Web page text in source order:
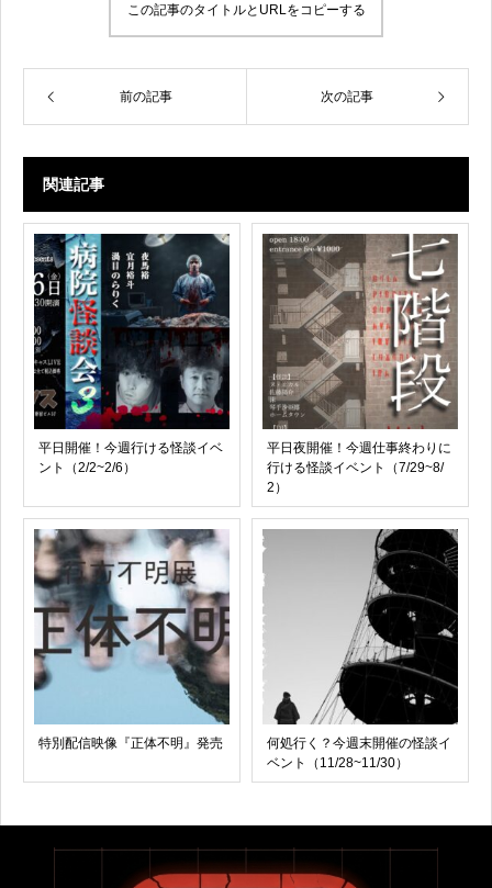
この記事のタイトルとURLをコピーする
前の記事 次の記事
関連記事
平日開催！今週行ける怪談イベ
ント（2/2~2/6）
平日夜開催！今週仕事終わりに
行ける怪談イベント（7/29~8/
2）
特別配信映像『正体不明』発売
何処行く？今週末開催の怪談イ
ベント（11/28~11/30）